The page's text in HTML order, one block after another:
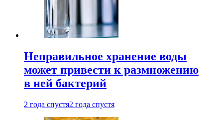
Неправильное хранение воды
может привести к размножению
в ней бактерий
2 года спустя2 года спустя